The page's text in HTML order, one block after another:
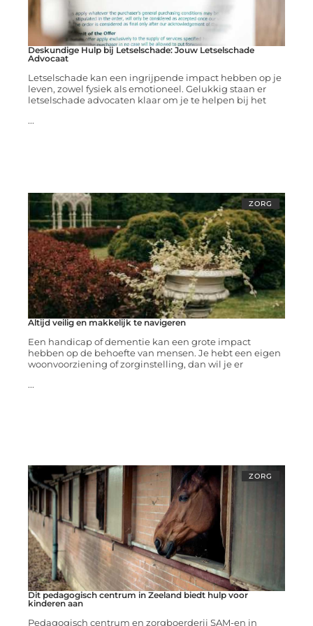
Deskundige Hulp bij Letselschade: Jouw Letselschade
Advocaat
Letselschade kan een ingrijpende impact hebben op je
leven, zowel fysiek als emotioneel. Gelukkig staan er
letselschade advocaten klaar om je te helpen bij het
...
ZORG
Altijd veilig en makkelijk te navigeren
Een handicap of dementie kan een grote impact
hebben op de behoefte van mensen. Je hebt een eigen
woonvoorziening of zorginstelling, dan wil je er
...
ZORG
Dit pedagogisch centrum in Zeeland biedt hulp voor
kinderen aan
Pedagogisch centrum en zorgboerderij SAM-en in